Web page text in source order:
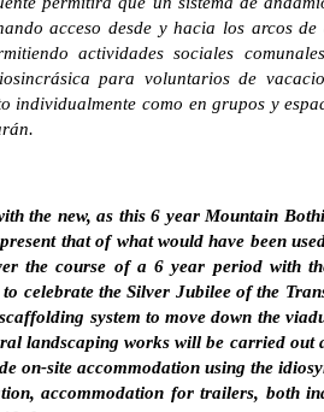
acceso desde y hacia los arcos
actividades sociales
para voluntarios de
individualmente como en grupos y
the new, as this 6 year Mountain
that of what would have been
the course of a 6 year period with
celebrate the Silver Jubilee of the
system to move down the
landscaping works will be carried
on-site accommodation using the
accommodation for trailers, both